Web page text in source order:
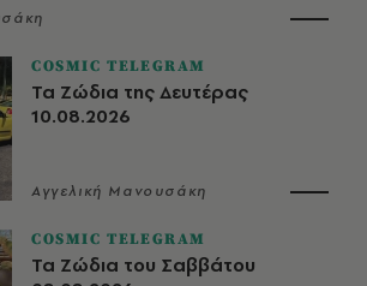
COSMIC TELEGRAM
Τα Ζώδια της Δευτέρας
10.08.2026
Αγγελική Μανουσάκη
COSMIC TELEGRAM
Τα Ζώδια του Σαββάτου